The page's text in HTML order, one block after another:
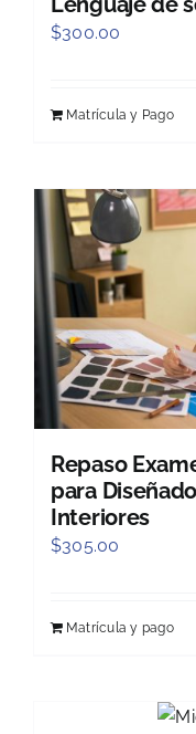
$300.00
Matrícula y Pago
Repaso
para
Interiores
$305.00
Matrícula y pago